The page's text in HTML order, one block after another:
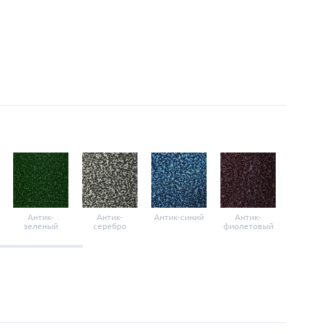
Антик-
зеленый
Антик-
серебро
Антик-синий
Антик-
фиолетовый